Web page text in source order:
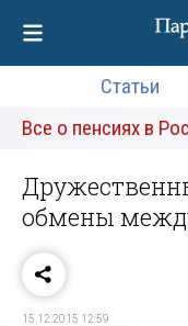
Статьи
Все о пенсиях в
обмены
15.12.2015 12:59